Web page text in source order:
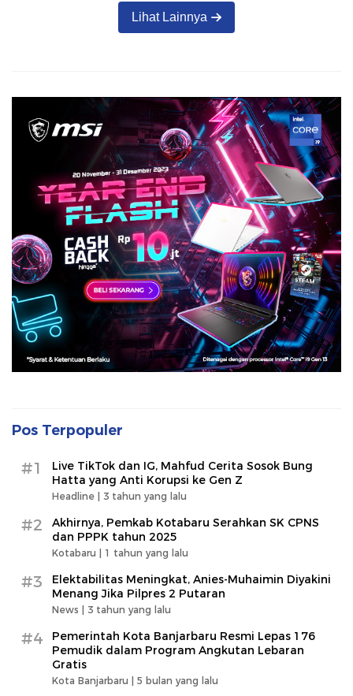
Lihat Lainnya
Pos Terpopuler
#1
Live TikTok dan IG, Mahfud Cerita Sosok Bung
Hatta yang Anti Korupsi ke Gen Z
Headline | 3 tahun yang lalu
#2
Akhirnya, Pemkab Kotabaru Serahkan SK CPNS
dan PPPK tahun 2025
Kotabaru | 1 tahun yang lalu
#3
Elektabilitas Meningkat, Anies-Muhaimin Diyakini
Menang Jika Pilpres 2 Putaran
News | 3 tahun yang lalu
#4
Pemerintah Kota Banjarbaru Resmi Lepas 176
Pemudik dalam Program Angkutan Lebaran
Gratis
Kota Banjarbaru | 5 bulan yang lalu